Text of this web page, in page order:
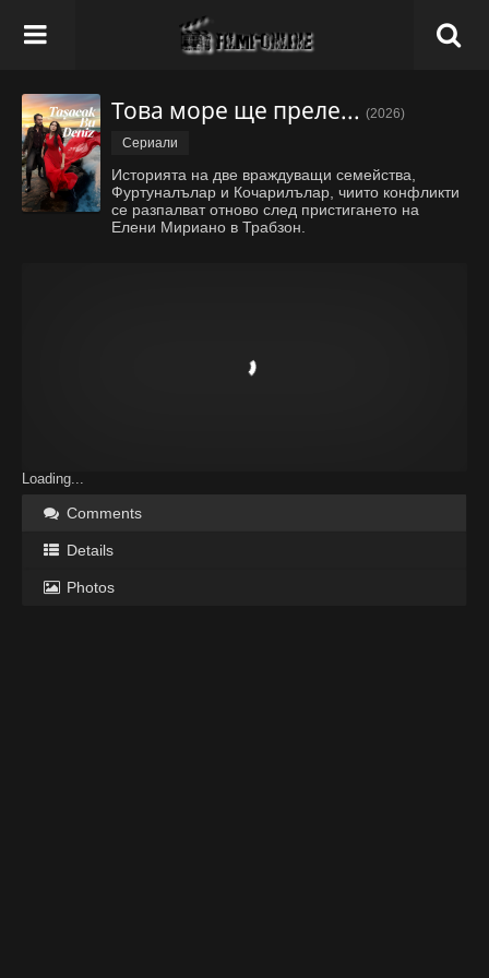
Това море ще прелее - Епизод 30 (2026)
Сериали
Историята на две враждуващи семейства,
Фуртуналълар и Кочарилълар, чиито конфликти
се разпалват отново след пристигането на
Елени Мириано в Трабзон.
Loading...
Comments
Details
Photos